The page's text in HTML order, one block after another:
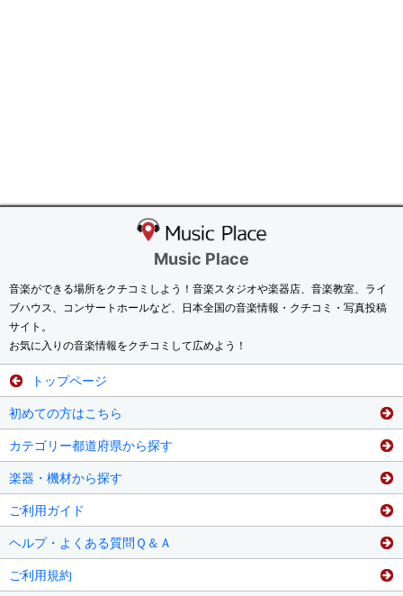
Music Place
音楽ができる場所をクチコミしよう！音楽スタジオや楽器店、音楽教室、ライ
ブハウス、コンサートホールなど、日本全国の音楽情報・クチコミ・写真投稿
サイト。
お気に入りの音楽情報をクチコミして広めよう！
トップページ
初めての方はこちら
カテゴリー都道府県から探す
楽器・機材から探す
ご利用ガイド
ヘルプ・よくある質問Ｑ＆Ａ
ご利用規約